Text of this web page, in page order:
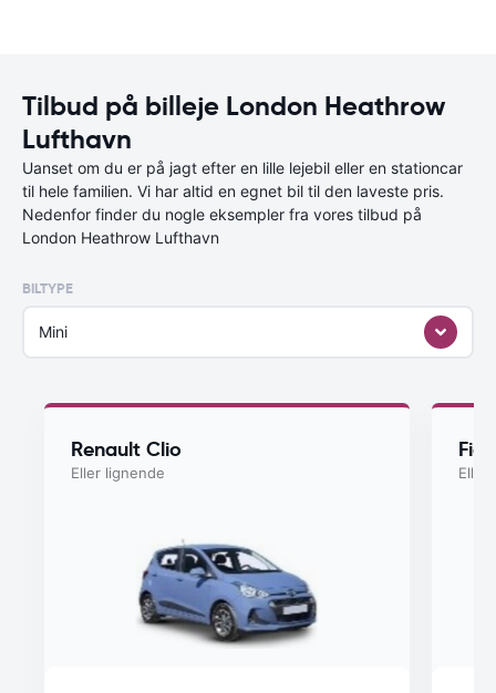
Tilbud på billeje London Heathrow
Lufthavn
Uanset om du er på jagt efter en lille lejebil eller en stationcar
til hele familien. Vi har altid en egnet bil til den laveste pris.
Nedenfor finder du nogle eksempler fra vores tilbud på
London Heathrow Lufthavn
BILTYPE
Mini
Renault Clio
Eller lignende Eller